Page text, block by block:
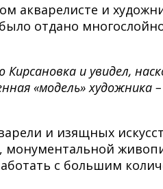
акварелисте и
отдано
Кирсановка и увидел,
«модель» художника
и изящных
с большим